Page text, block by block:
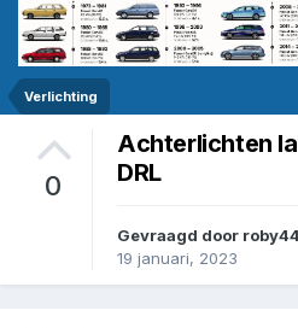
Verlichting
0
Achterlichten
DRL
Gevraagd door roby44
19 januari, 2023